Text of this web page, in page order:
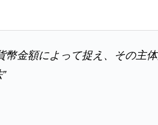
幣金額によって捉え、その主